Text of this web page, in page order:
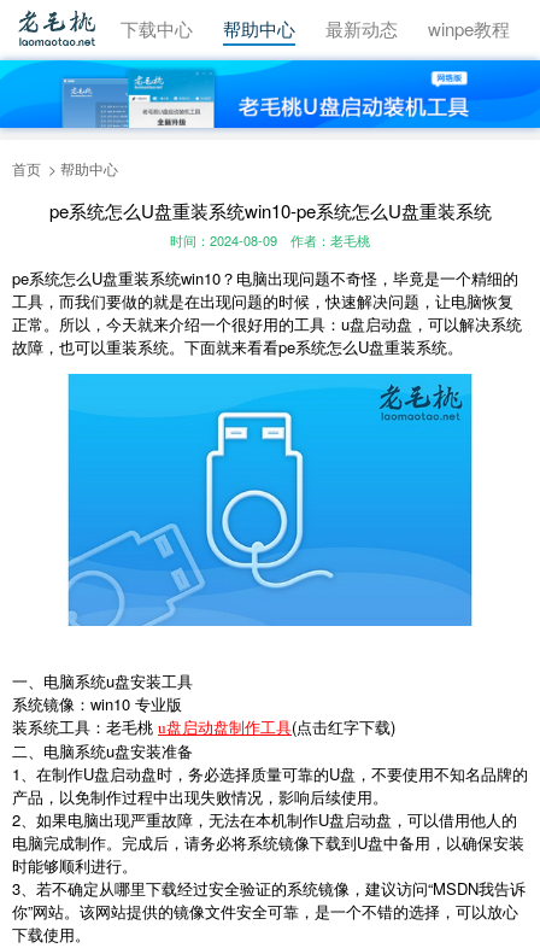
视频教程 下载中心 帮助中心 最新动态 winpe教程
首页 帮助中心
pe系统怎么U盘重装系统win10-pe系统怎么U盘重装系统
时间：2024-08-09 作者：老毛桃
pe系统怎么U盘重装系统win10？电脑出现问题不奇怪，毕竟是一个精细的
工具，而我们要做的就是在出现问题的时候，快速解决问题，让电脑恢复
正常。所以，今天就来介绍一个很好用的工具： u盘启动盘，可以解决系统
故障，也可以重装系统。下面就来看看pe系统怎么U盘重装系统。
一、电脑系统u盘安装工具
系统镜像： win10 专业版
装系统工具：老毛桃 u盘启动盘制作工具(点击红字下载)
二、电脑系统u盘安装准备
1、在制作U盘启动盘时，务必选择质量可靠的U盘，不要使用不知名品牌的
产品，以免制作过程中出现失败情况，影响后续使用。
2、如果电脑出现严重故障，无法在本机制作U盘启动盘，可以借用他人的
电脑完成制作。完成后，请务必将系统镜像下载到U盘中备用，以确保安装
时能够顺利进行。
3、若不确定从哪里下载经过安全验证的系统镜像，建议访问“MSDN我告诉
你”网站。该网站提供的镜像文件安全可靠，是一个不错的选择，可以放心
下载使用。